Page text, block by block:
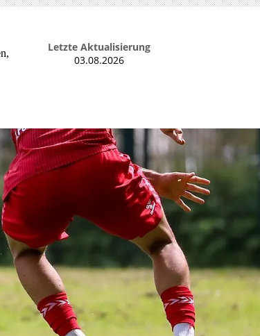
Letzte Aktualisierung
03.08.2026